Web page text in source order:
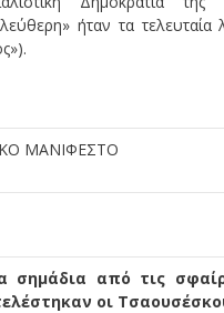
ήταν τα τελευταία
ΜΑΝΙΦΕΣΤΟ
σημάδια από τις
οι